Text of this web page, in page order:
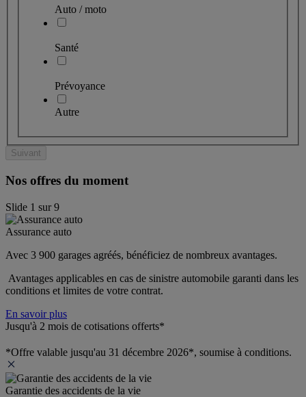
Auto / moto
Santé
Prévoyance
Autre
Suivant
Nos offres du moment
Slide 1 sur9
Assurance auto
Avec 3 900 garages agréés, bénéficiez de nombreux avantages.
Avantages applicables en cas de sinistre automobile garanti dans les
conditions et limites de votre contrat.
En savoir plus
Jusqu'à 2 mois de cotisations offerts*
*Offre valable jusqu'au 31 décembre 2026*, soumise à conditions.
Garantie des accidents de la vie